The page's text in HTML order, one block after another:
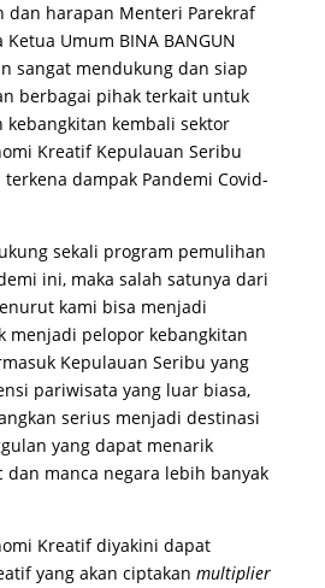
dan harapan Menteri Parekraf
Ketua Umum BINA BANGUN
sangat mendukung dan siap
berbagai pihak terkait untuk
kebangkitan kembali sektor
Kreatif Kepulauan Seribu
dampak Pandemi Covid-
sekali program pemulihan
ini, maka salah satunya dari
kami bisa menjadi
menjadi pelopor kebangkitan
Kepulauan Seribu yang
pariwisata yang luar biasa,
serius menjadi destinasi
yang dapat menarik
dan manca negara lebih banyak
Kreatif diyakini dapat
yang akan ciptakan multiplier